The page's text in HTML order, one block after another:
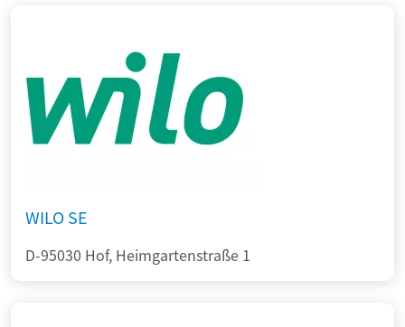
WILO SE
D-95030 Hof, Heimgartenstraße 1